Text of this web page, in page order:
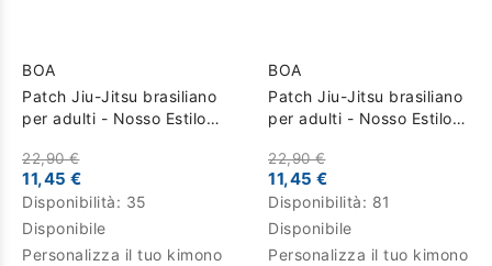
BOA
Patch Jiu-Jitsu brasiliano
per adulti - Nosso Estilo -
22,90 €
11,45 €
Disponibilità: 35
Disponibile
Personalizza il tuo kimono
BOA
Patch Jiu-Jitsu brasiliano
per adulti - Nosso Estilo -
22,90 €
11,45 €
Disponibilità: 81
Disponibile
Personalizza il tuo kimono